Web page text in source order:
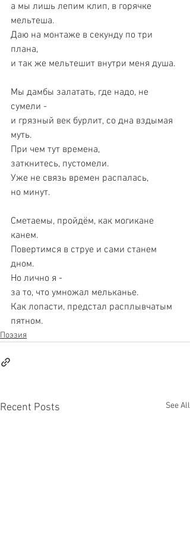
а мы лишь лепим клип, в горячке
мельтеша.
Даю на монтаже в секунду по три
плана,
и так же мельтешит внутри меня душа.
Мы дамбы залатать, где надо, не
сумели -
и грязный век бурлит, со дна вздымая
муть.
При чем тут времена,
заткнитесь, пустомели.
Уже не связь времен распалась,
но минут.
Сметаемы, пройдём, как могикане
канем.
Повертимся в струе и сами станем
дном.
Но лично я -
за то, что умножал мельканье.
Как лопасти, предстал расплывчатым
пятном.
Поэзия
Recent Posts See All